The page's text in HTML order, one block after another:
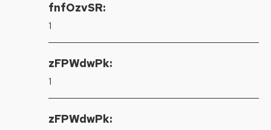
fnfOzvSR:
1
zFPWdwPk:
1
zFPWdwPk: